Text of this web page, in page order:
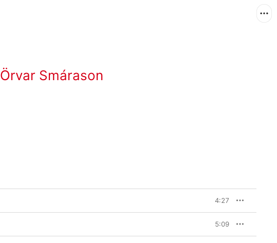
Örvar Smárason
4:27
5:09